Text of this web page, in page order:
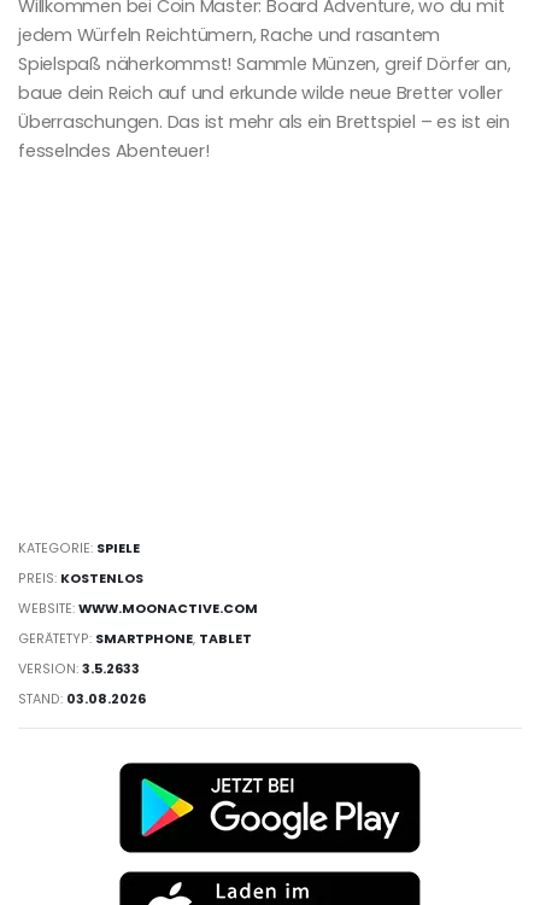
Willkommen bei Coin Master: Board Adventure, wo du mit
jedem Würfeln Reichtümern, Rache und rasantem
Spielspaß näherkommst! Sammle Münzen, greif Dörfer an,
baue dein Reich auf und erkunde wilde neue Bretter voller
Überraschungen. Das ist mehr als ein Brettspiel – es ist ein
fesselndes Abenteuer!
KATEGORIE: SPIELE
PREIS: KOSTENLOS
WEBSITE:WWW.MOONACTIVE.COM
GERÄTETYP: SMARTPHONE, TABLET
VERSION:3.5.2633
STAND: 03.08.2026